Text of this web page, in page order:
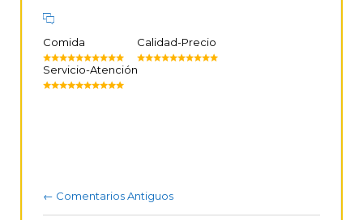
Comida Calidad-Precio
Servicio-Atención
← Comentarios Antiguos